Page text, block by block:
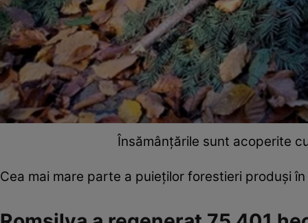
Însămânțările sunt acoperite
Cea mai mare parte a puieților forestieri produși